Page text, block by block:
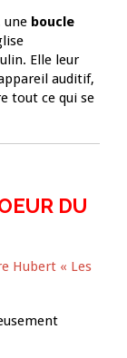
une boucle
Elle leur
auditif,
tout ce qui se
DU
Hubert « Les